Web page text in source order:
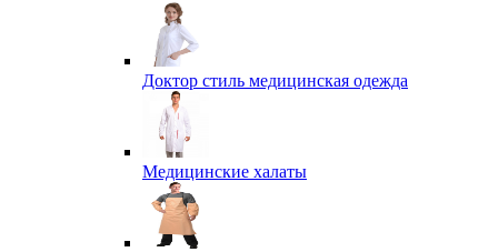
Доктор стиль медицинская одежда
Медицинские халаты